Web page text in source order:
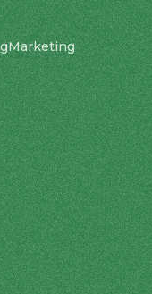
Marketing